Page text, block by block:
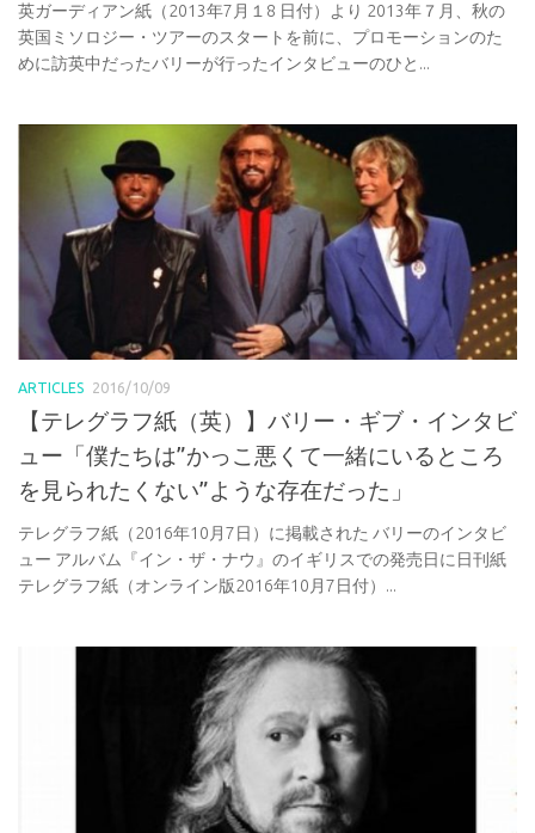
英ガーディアン紙（2013年7月１8 日付）より 2013年７月、秋の
英国ミソロジー・ツアーのスタートを前に、プロモーションのた
めに訪英中だったバリーが行ったインタビューのひと...
ARTICLES 2016/10/09
【テレグラフ紙（英）】バリー・ギブ・インタビ
ュー「僕たちは”かっこ悪くて一緒にいるところ
を見られたくない”ような存在だった」
テレグラフ紙（2016年10月7日）に掲載された バリーのインタビ
ュー アルバム『イン・ザ・ナウ』のイギリスでの発売日に日刊紙
テレグラフ紙（オンライン版2016年10月7日付）...